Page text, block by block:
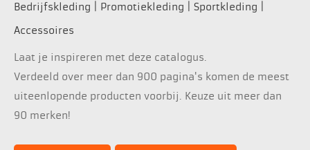
Bedrijfskleding | Promotiekleding | Sportkleding |
Accessoires
Laat je inspireren met deze catalogus.
Verdeeld over meer dan 900 pagina's komen de meest
uiteenlopende producten voorbij. Keuze uit meer dan
90 merken!